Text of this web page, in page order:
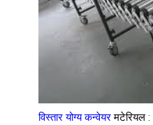
विस्तार योग्य कन्वेयर मटेरियल :